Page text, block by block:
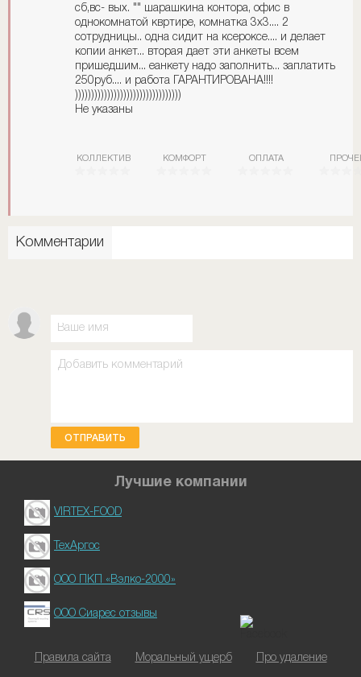
сб,вс- вых. "" шарашкина контора, офис в
однокомнатой квртире, комнатка 3х3.... 2
сотрудницы.. одна сидит на ксероксе.... и делает
копии анкет... вторая дает эти анкеты всем
пришедшим... еанкету надо заполнить... заплатить
250руб.... и работа ГАРАНТИРОВАНА!!!!
)))))))))))))))))))))))))))))))))
Не указаны
КОЛЛЕКТИВ КОМФОРТ ОПЛАТА
Комментарии
ОТПРАВИТЬ
Лучшие компании
VIRTEX-FOOD
ТехАргос
ООО ПКП «Вэлко-2000»
ООО Сиарес отзывы
Правила сайта Моральный ущерб Про удаление